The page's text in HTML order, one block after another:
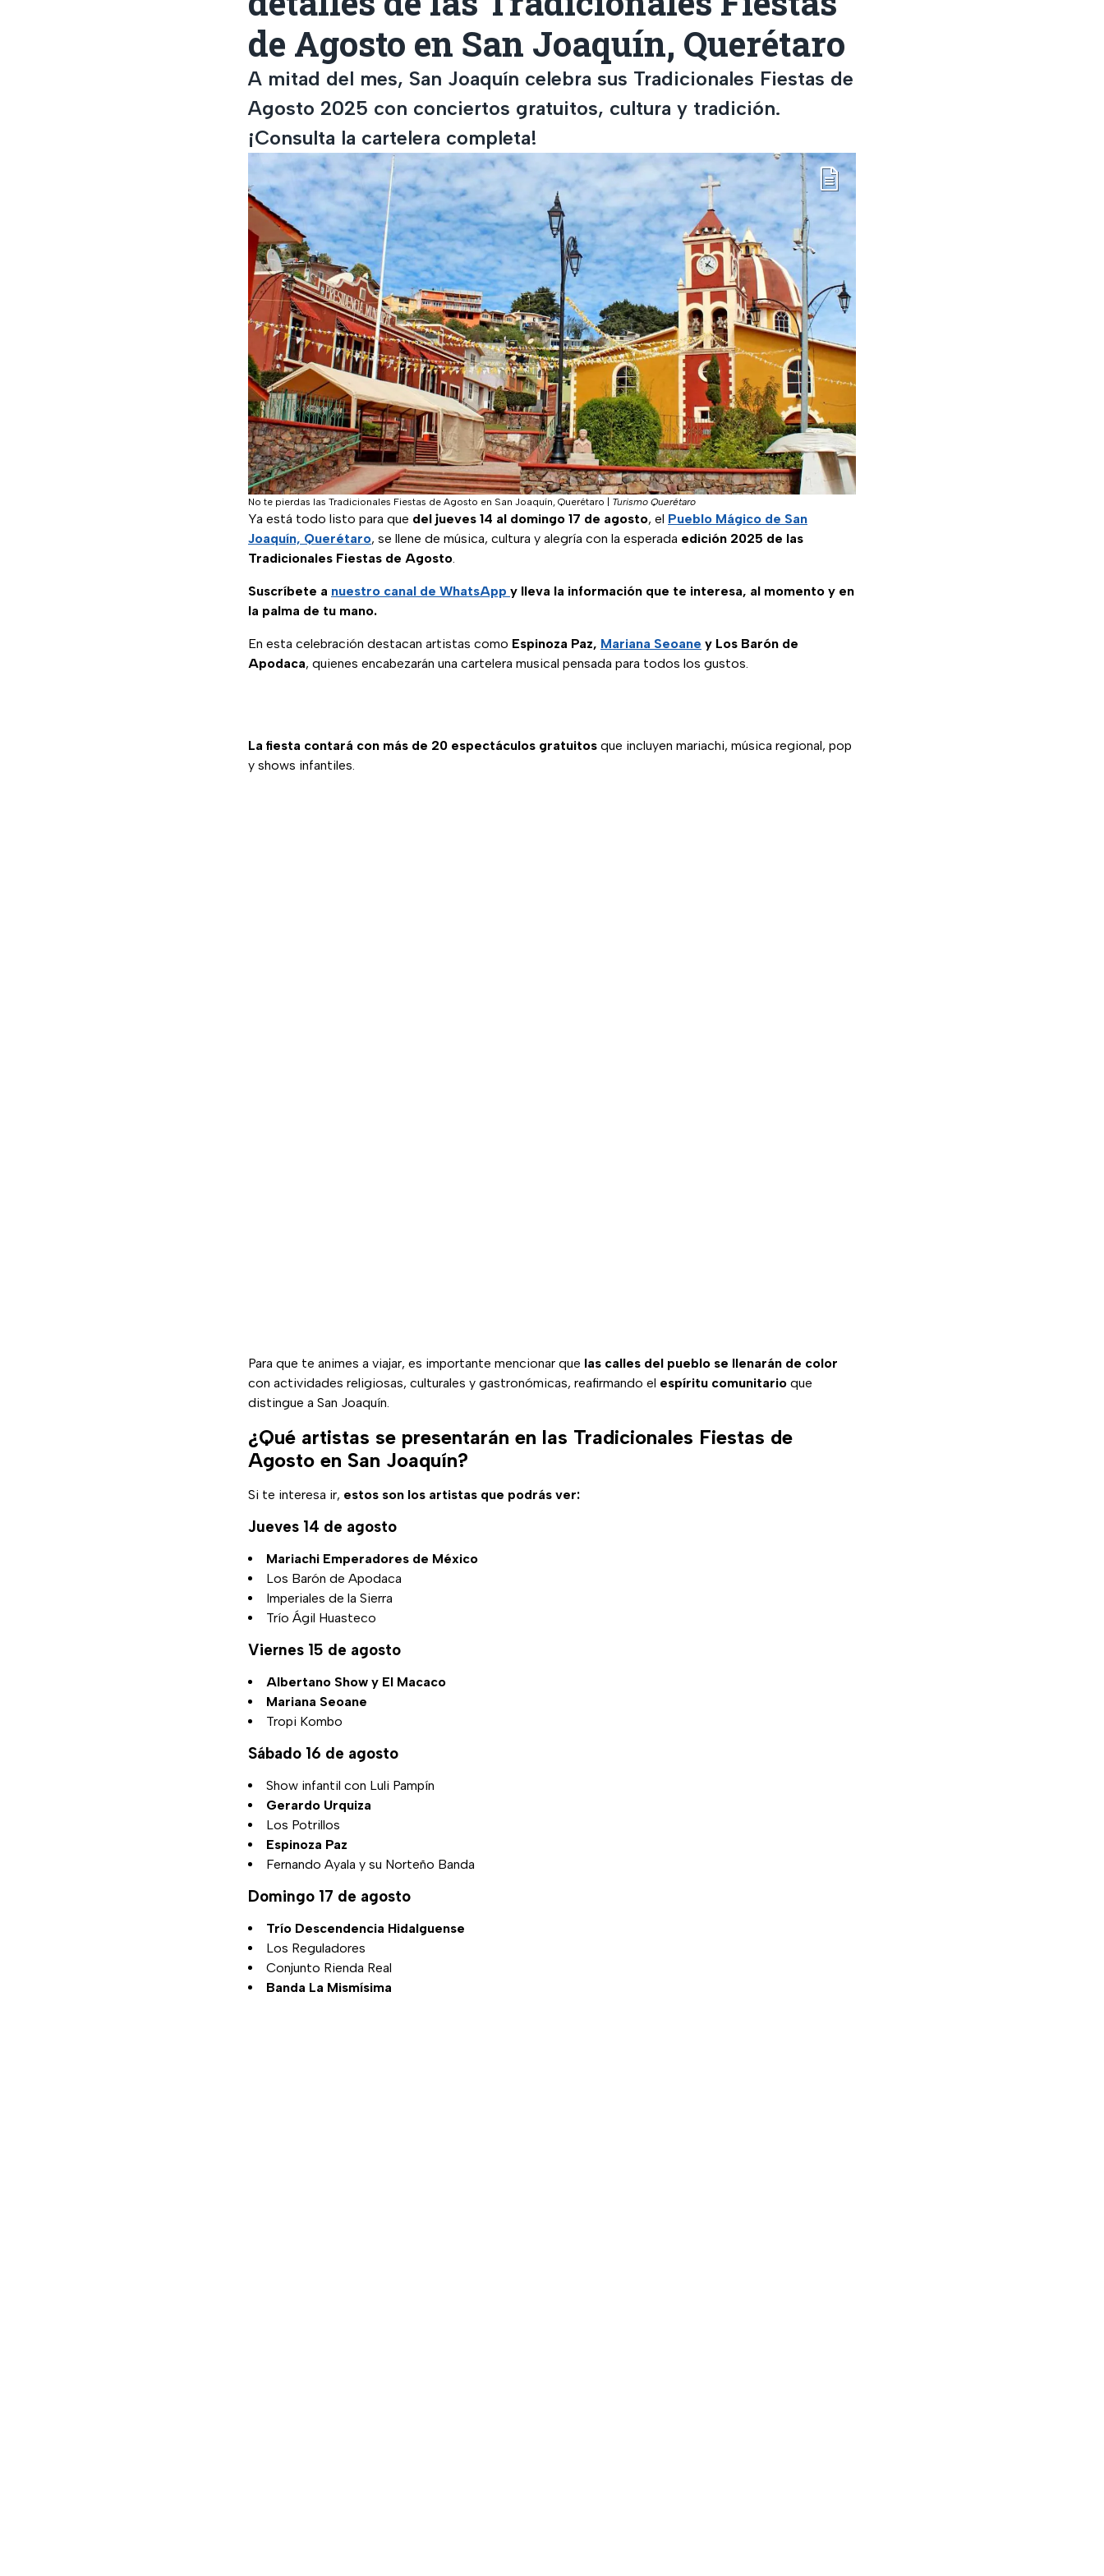
de Agosto en San Joaquín, Querétaro
A mitad del mes, San Joaquín celebra sus Tradicionales Fiestas de
Agosto 2025 con conciertos gratuitos, cultura y tradición.
¡Consulta la cartelera completa!
No te pierdas las Tradicionales Fiestas de Agosto en San Joaquín, Querétaro Turismo Querétaro
Ya está todo listo para que del jueves 14 al domingo 17 de agosto, el Pueblo Mágico de San
Joaquín, Querétaro, se llene de música, cultura y alegría con la esperada edición 2025 de las
Tradicionales Fiestas de Agosto.
Suscríbete a nuestro canal de WhatsApp y lleva la información que te interesa, al momento y en
la palma de tu mano.
En esta celebración destacan artistas como Espinoza Paz, Mariana Seoane y Los Barón de
Apodaca, quienes encabezarán una cartelera musical pensada para todos los gustos.
La fiesta contará con más de 20 espectáculos gratuitos que incluyen mariachi, música regional, pop
y shows infantiles.
Para que te animes a viajar, es importante mencionar que las calles del pueblo se llenarán de color
con actividades religiosas, culturales y gastronómicas, reafirmando el espíritu comunitario que
distingue a San Joaquín.
¿Qué artistas se presentarán en las Tradicionales Fiestas de
Agosto en San Joaquín?
Si te interesa ir, estos son los artistas que podrás ver:
Jueves 14 de agosto
Mariachi Emperadores de México
Los Barón de Apodaca
Imperiales de la Sierra
Trío Ágil Huasteco
Viernes 15 de agosto
Albertano Show y El Macaco
Mariana Seoane
Tropi Kombo
Sábado 16 de agosto
Show infantil con Luli Pampín
Gerardo Urquiza
Los Potrillos
Espinoza Paz
Fernando Ayala y su Norteño Banda
Domingo 17 de agosto
Trío Descendencia Hidalguense
Los Reguladores
Conjunto Rienda Real
Banda La Mismísima